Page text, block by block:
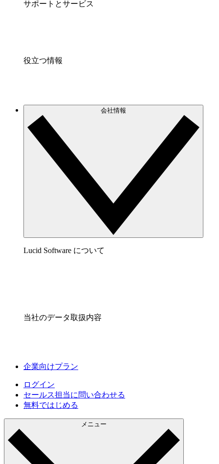
サポートとサービス
役立つ情報
会社情報
Lucid Software について
当社のデータ取扱内容
企業向けプラン
ログイン
セールス担当に問い合わせる
無料ではじめる
メニュー